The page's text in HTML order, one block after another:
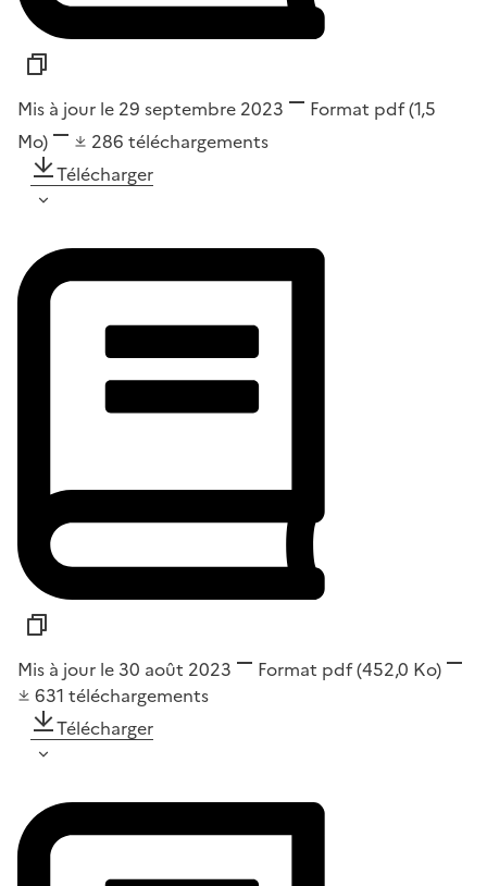
Mis à jour le 29 septembre 2023 Format pdf(1,5
Mo)
286 téléchargements
Télécharger
Mis à jour le 30 août 2023 Format pdf(452,0 Ko)
631 téléchargements
Télécharger